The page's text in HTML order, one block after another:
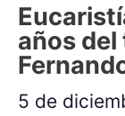
años
5 de